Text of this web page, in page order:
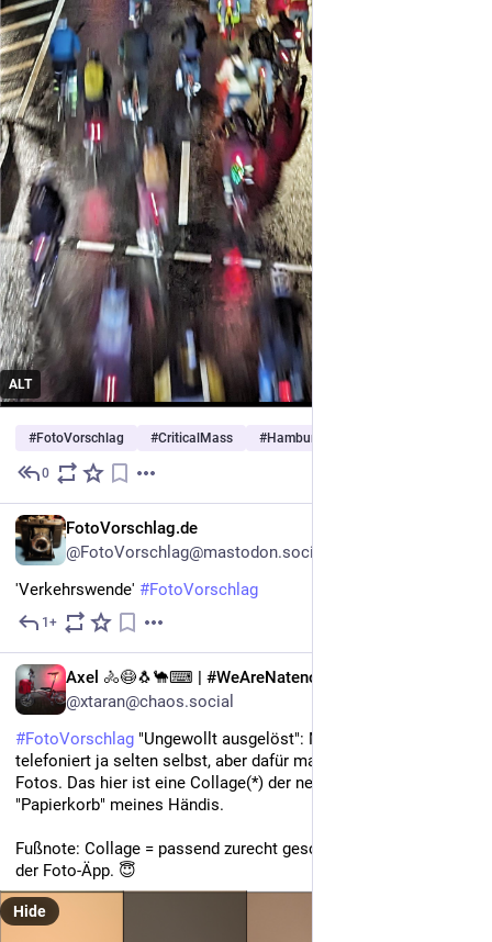
ALT
#FotoVorschlag #CriticalMass #Hamburg
0
FotoVorschlag.de
@FotoVorschlag@mastodon.social
'Verkehrswende' #FotoVorschlag
1+
Axel 🚴😷🐧🐪⌨ | #WeAreNatenom
@xtaran@chaos.social
#FotoVorschlag "Ungewollt ausgelöst": Meine Hosentasche
telefoniert ja selten selbst, aber dafür macht sie umso mehr
Fotos. Das hier ist eine Collage(*) der neusten Bilder im
"Papierkorb" meines Händis.
Fußnote: Collage = passend zurecht geschnittener Screenshot
der Foto-Äpp. 😇
Hide